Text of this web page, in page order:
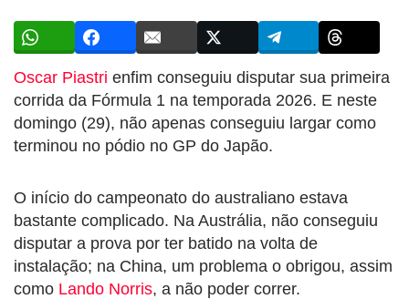
Oscar Piastri enfim conseguiu disputar sua primeira
corrida da Fórmula 1 na temporada 2026. E neste
domingo (29), não apenas conseguiu largar como
terminou no pódio no GP do Japão.
O início do campeonato do australiano estava
bastante complicado. Na Austrália, não conseguiu
disputar a prova por ter batido na volta de
instalação; na China, um problema o obrigou, assim
como Lando Norris, a não poder correr.